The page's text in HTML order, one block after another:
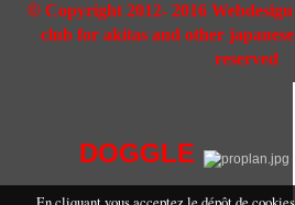
© Copyright 2012- 2016
club for akitas and other
reserved
DOGGLE